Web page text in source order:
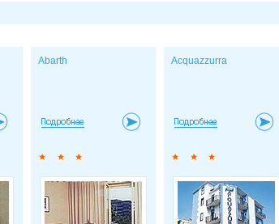
Abarth Acquazzurra